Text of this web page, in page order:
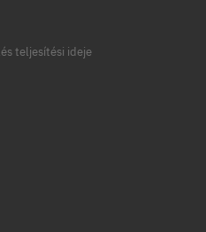
teljesítési ideje